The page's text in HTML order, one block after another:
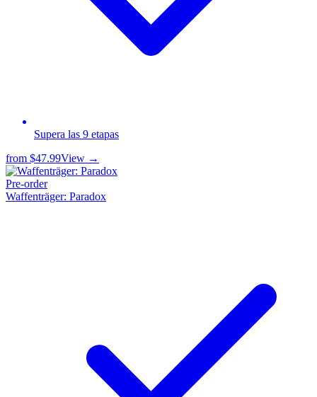
Supera las 9 etapas
from $47.99View →
Pre-order
Waffenträger: Paradox